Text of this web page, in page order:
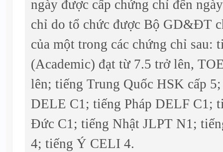
ngày được cấp chứng chỉ đến
chỉ do tổ chức được Bộ GD&ĐT
của một trong các chứng chỉ sau:
(Academic) đạt từ 7.5 trở lên,
lên; tiếng Trung Quốc HSK cấp
DELE C1; tiếng Pháp DELF C1;
Đức C1; tiếng Nhật JLPT N1;
4; tiếng Ý CELI 4.